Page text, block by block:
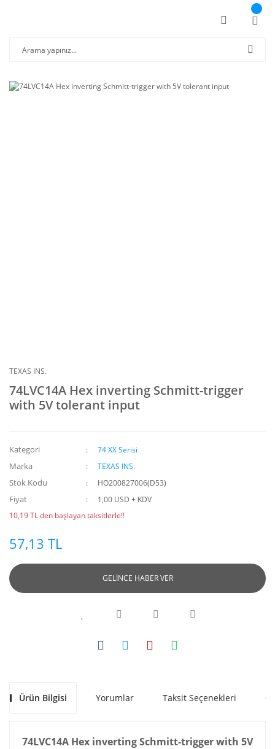
TEXAS INS.
74LVC14A Hex inverting Schmitt-trigger
with 5V tolerant input
Kategori 74 XX Serisi
Marka TEXAS INS.
Stok Kodu HO200827006(D53)
Fiyat
1,00 USD + KDV
10,19 TL den başlayan taksitlerle!!
57,13 TL
GELİNCE HABER VER
Ürün Bilgisi Yorumlar Taksit Seçenekleri
74LVC14A Hex inverting Schmitt-trigger with 5V